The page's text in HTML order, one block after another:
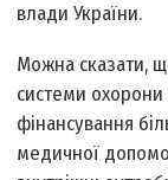
влади України.
Можна сказати,
системи охорони
фінансування
медичної